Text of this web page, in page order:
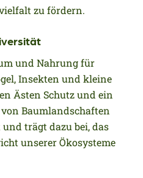
zu fördern.
und Nahrung für
Insekten und kleine
Ästen Schutz und ein
Baumlandschaften
trägt dazu bei, das
unserer Ökosysteme